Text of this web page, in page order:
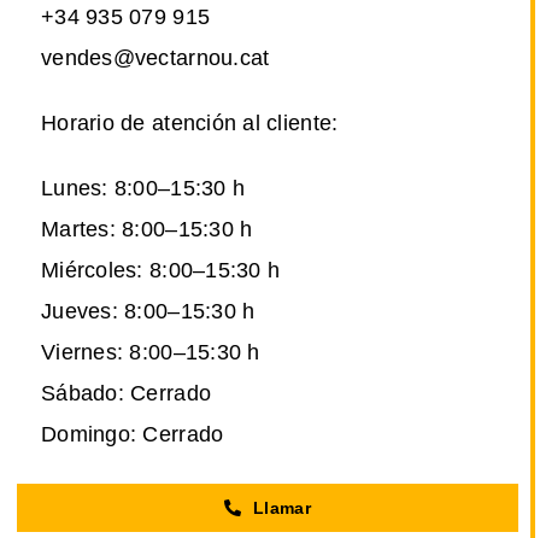
+34 935 079 915
vendes@vectarnou.cat
Horario de atención al cliente:
Lunes: 8:00–15:30 h
Martes: 8:00–15:30 h
Miércoles: 8:00–15:30 h
Jueves: 8:00–15:30 h
Viernes: 8:00–15:30 h
Sábado: Cerrado
Domingo: Cerrado
Llamar